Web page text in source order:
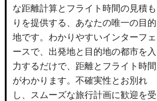
な距離計算とフライト時間の見積も
りを提供する、あなたの唯一の目的
地です。わかりやすいインターフェ
ースで、出発地と目的地の都市を入
力するだけで、距離とフライト時間
がわかります。不確実性とお別れ
し、スムーズな旅行計画に歓迎を受